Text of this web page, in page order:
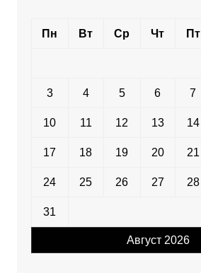
Август 2026
Пн Вт Ср Чт Пт
3 4 5 6 7
10 11 12 13 14
17 18 19 20 21
24 25 26 27 28
31